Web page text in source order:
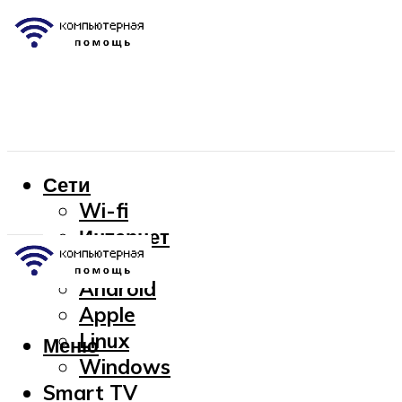
Сети
Wi-fi
Интернет
OC
Android
Apple
Linux
Windows
Smart TV
Меню